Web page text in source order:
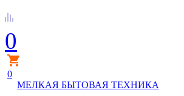
0
0
МЕЛКАЯ БЫТОВАЯ ТЕХНИКА